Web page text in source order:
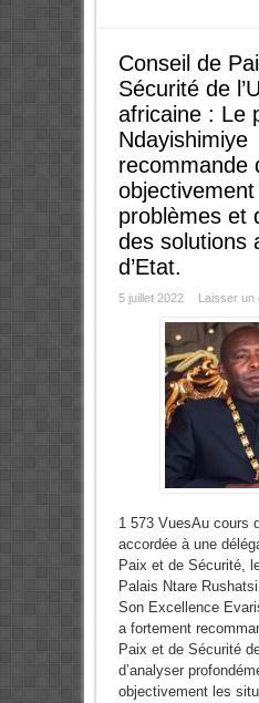
Conseil de
Sécurité de
africaine : Le
Ndayishimiye
recommande
objectivement
problèmes et
des solutions
d’Etat.
5 juillet 2022 Laisser
1 573 VuesAu cours
accordée à une
Paix et de Sécurité,
Palais Ntare
Son Excellence
a fortement
Paix et de Sécurité
d’analyser
objectivement les